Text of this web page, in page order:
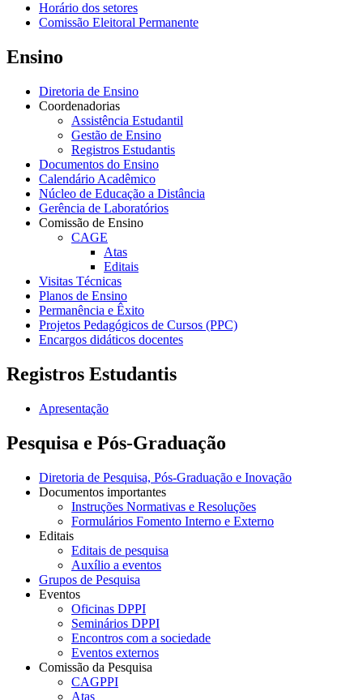
Horário dos setores
Comissão Eleitoral Permanente
Ensino
Diretoria de Ensino
Coordenadorias
Assistência Estudantil
Gestão de Ensino
Registros Estudantis
Documentos do Ensino
Calendário Acadêmico
Núcleo de Educação a Distância
Gerência de Laboratórios
Comissão de Ensino
CAGE
Atas
Editais
Visitas Técnicas
Planos de Ensino
Permanência e Êxito
Projetos Pedagógicos de Cursos (PPC)
Encargos didáticos docentes
Registros Estudantis
Apresentação
Pesquisa e Pós-Graduação
Diretoria de Pesquisa, Pós-Graduação e Inovação
Documentos importantes
Instruções Normativas e Resoluções
Formulários Fomento Interno e Externo
Editais
Editais de pesquisa
Auxílio a eventos
Grupos de Pesquisa
Eventos
Oficinas DPPI
Seminários DPPI
Encontros com a sociedade
Eventos externos
Comissão da Pesquisa
CAGPPI
Atas